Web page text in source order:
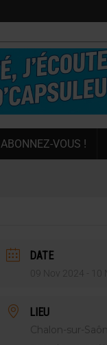
ABONNEZ-VOUS !
DATE
09 Nov 2024 - 10
LIEU
Chalon-sur-